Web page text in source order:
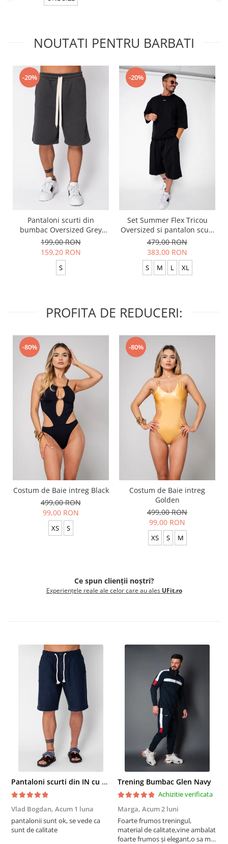
NOUTATI PENTRU BARBATI
-20%
Pantaloni scurti din
bumbac Oversized Grey
Anthracite
199,00 RON
159,20 RON
S
-20%
Set Summer Flex Tricou
Oversized si pantalon scurt
Baggy Black
479,00 RON
383,00 RON
S M L XL
PROFITA DE REDUCERI:
-80%
Costum de Baie intreg Black
499,00 RON
99,00 RON
XS S
-80%
Costum de Baie intreg
Golden
499,00 RON
99,00 RON
XS S M
Ce spun clienții noștri?
Experiențele reale ale celor care au ales UFit.ro
Pantaloni scurti din IN cu nasture si snur Navy
Vlad Bogdan, Acum 1 luna
pantalonii sunt ok, se vede ca
sunt de calitate
Trening Bumbac Glen Navy
Achizitie verificata
Marga, Acum 2 luni
Foarte frumos treningul,
material de calitate,vine ambalat
foarte frumos și elegant,o sa mai